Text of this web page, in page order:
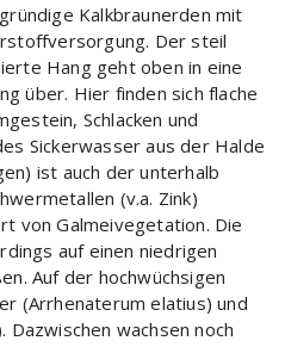
Kalkbraunerden mit
Der steil
Hang geht oben in eine
über. Hier finden sich flache
Schlacken und
Sickerwasser aus der Halde
ist auch der unterhalb
(v.a. Zink)
von Galmeivegetation. Die
auf einen niedrigen
Auf der hochwüchsigen
(Arrhenaterum elatius) und
Dazwischen wachsen noch